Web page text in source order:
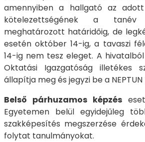
amennyiben a hallgató az
kötelezettségének a tanév
meghatározott határidőig, de
esetén október 14-ig, a tavaszi
14-ig nem tesz eleget. A
Oktatási Igazgatóság illetékes
állapítja meg és jegyzi be a NEPTUN
Belső párhuzamos képzés
Egyetemen belül egyidejűleg
szakképesítés megszerzése
folytat tanulmányokat.